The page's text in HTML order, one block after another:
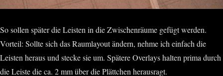
So sollen später die Leisten in die Zwischenräume gefügt werden.
Vorteil: Sollte sich das Raumlayout ändern, nehme ich einfach die
Leisten heraus und stecke sie um. Spätere Overlays halten prima durch
die Leiste die ca. 2 mm über die Plättchen herausragt.